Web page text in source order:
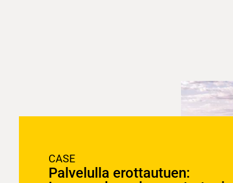
CASE
Palvelulla erottautuen: